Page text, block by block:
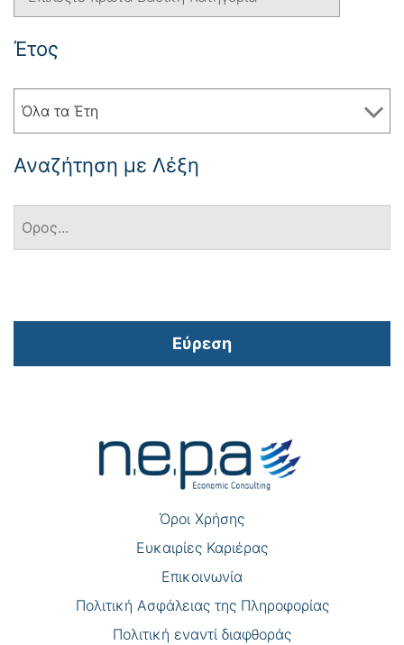
Έτος
Όλα τα Έτη
Αναζήτηση με Λέξη
Εύρεση
Όροι Χρήσης
Eυκαιρίες Καριέρας
Επικοινωνία
Πολιτική Ασφάλειας της Πληροφορίας
Πολιτική εναντί διαφθοράς